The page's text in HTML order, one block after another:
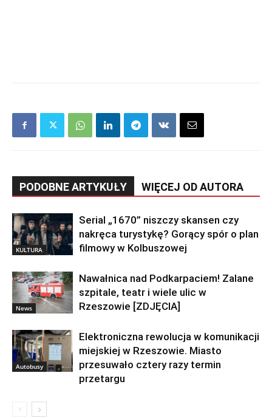
PODOBNE ARTYKUŁY WIĘCEJ OD AUTORA
KULTURA
Serial „1670” niszczy skansen czy
nakręca turystykę? Gorący spór o plan
filmowy w Kolbuszowej
News
Nawałnica nad Podkarpaciem! Zalane
szpitale, teatr i wiele ulic w
Rzeszowie [ZDJĘCIA]
Autobusy
Elektroniczna rewolucja w komunikacji
miejskiej w Rzeszowie. Miasto
przesuwało cztery razy termin
przetargu